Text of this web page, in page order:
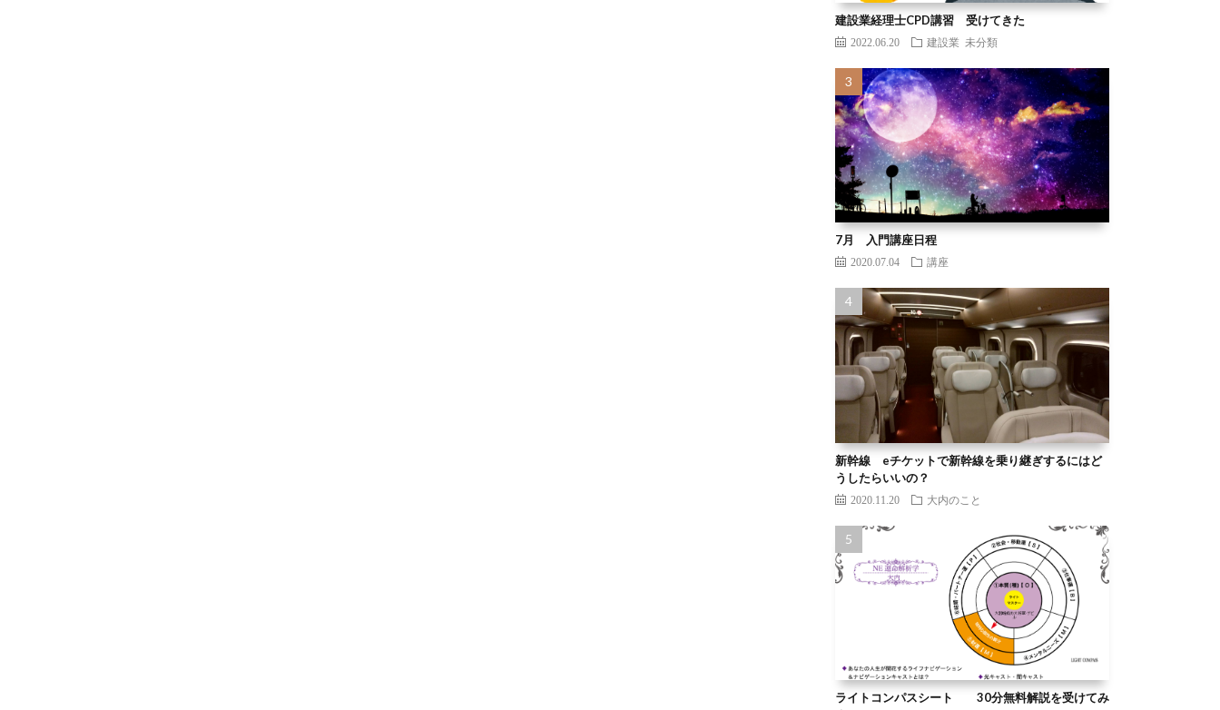
建設業経理士CPD講習 受けてきた
2022.06.20 建設業 未分類
7月 入門講座日程
2020.07.04 講座
新幹線 eチケットで新幹線を乗り継ぎするにはど
うしたらいいの？
2020.11.20 大内のこと
ライトコンパスシート 30分無料解説を受けてみ